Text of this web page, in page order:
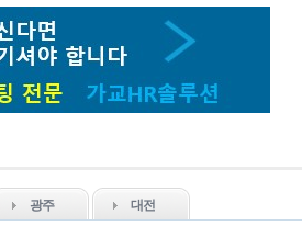
광주 대전